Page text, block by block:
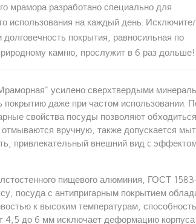
мрамора разработано специально для
использования на каждый день.
долговечность покрытия, равносильная по
камню, прослужит в 6 раз дольше!
усилено сверхтвердыми
покрытию даже при частом использовании.
свойства посуды позволяют
отмываются вручную, также допускается
привлекательный внешний вид c
пищевого алюминия, ГОСТ
посуда с антипригарным покрытием
к высоким температурам,
4,5 до 6 мм исключает деформацию корпуса